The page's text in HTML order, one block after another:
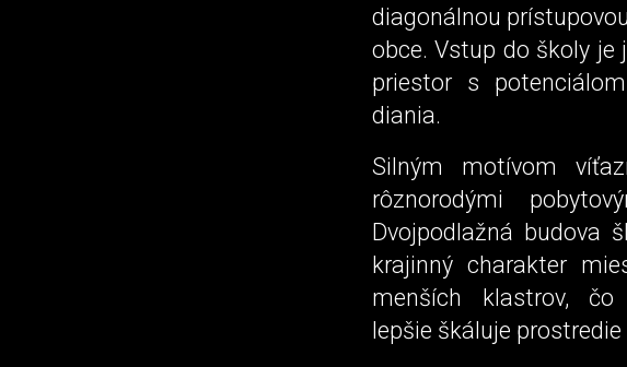
diagonálnou
obce. Vstup do školy je
priestor s
diania.
Silným motívom
rôznorodými
Dvojpodlažná budova
krajinný charakter
menších klastrov,
lepšie škáluje